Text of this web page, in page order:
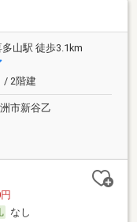
山駅 徒歩3.1km
/ 2階建
市新谷乙
なし